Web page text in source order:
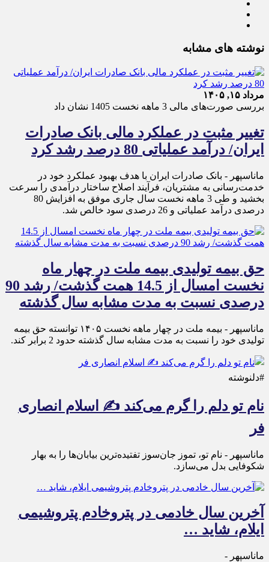
نوشته های مشابه
مرداد ۱۵, ۱۴۰۵
بررسی صورت‌های مالی 3 ماهه نخست 1405 نشان داد
تغییر مثبت در عملکرد مالی بانک صادرات
ایران/ درآمد عملیاتی 80 درصد رشد کرد
ماناسپهر - ​بانک صادرات ایران با هدف بهبود عملکرد خود در
خدمت‌رسانی به مشتریان، فرآیند اصلاح ساختار درآمدی را سرعت
بخشید و طی 3 ماهه نخست سال جاری موفق به افزایش 80
درصدی درآمد عملیاتی و 26 درصدی سود خالص شد.
حق بیمه تولیدی بیمه ملت در چهار ماه
نخست امسال از 14.5 همت گذشت/ رشد 90
درصدی نسبت به مدت مشابه سال گذشته
ماناسپهر - بیمه ملت در چهار ماهه نخست ۱۴٠۵ توانسته حق بیمه
تولیدی خود را نسبت به مدت مشابه سال گذشته حدود 2 برابر کند.
#دلنوشته
نام تو دلم را گرم می‌کند ✍️ اسلام انصاری
فر
ماناسپهر - نام تو، تموز جان‌سوز تفتیده‌ترین بیابان‌ها را به بهار
شکوفایی بدل می‌سازد.
آخرین سال خادمی در پتروخادم پتروشیمی
ایلام، شاید …
ماناسپهر -